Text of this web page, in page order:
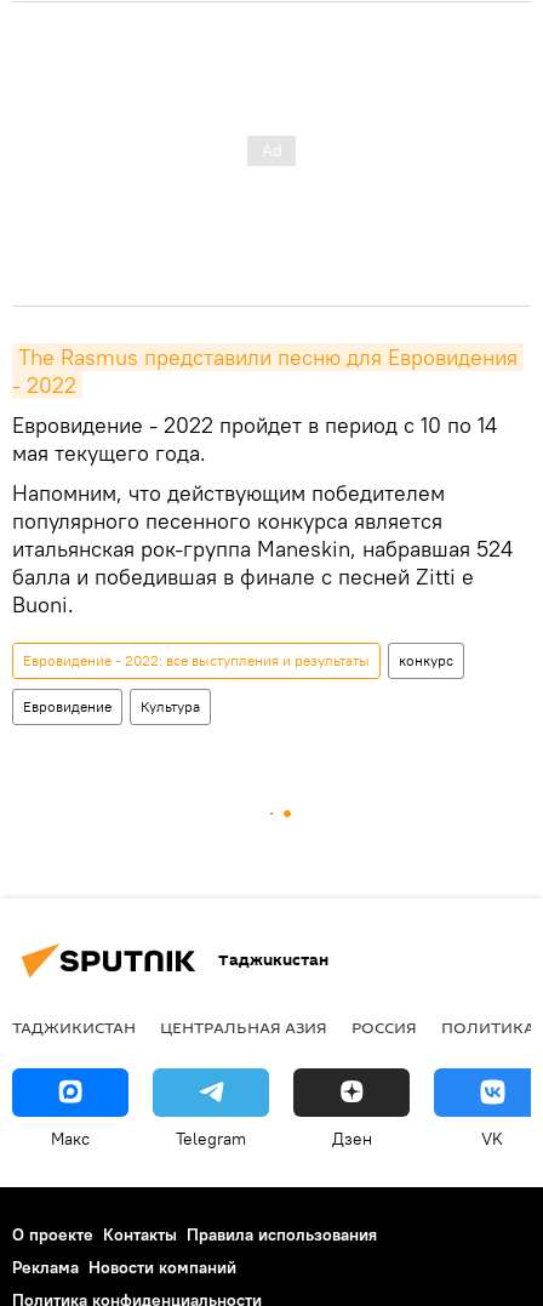
The Rasmus представили песню для Евровидения
- 2022
Евровидение - 2022 пройдет в период с 10 по 14
мая текущего года.
Напомним, что действующим победителем
популярного песенного конкурса является
итальянская рок-группа Maneskin, набравшая 524
балла и победившая в финале с песней Zitti e
Buoni.
Евровидение - 2022: все выступления и результаты конкурс
Евровидение Культура
Таджикистан
ТАДЖИКИСТАН ЦЕНТРАЛЬНАЯ АЗИЯ РОССИЯ ПОЛИТИКА
Макс Telegram Дзен VK
О проекте Контакты Правила использования
Реклама Новости компаний
Политика конфиденциальности